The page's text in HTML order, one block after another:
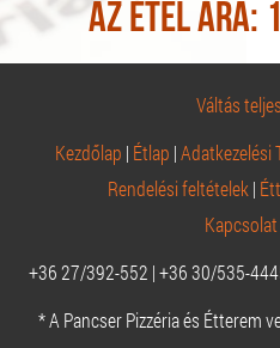
Az étel ára:
Váltás
Kezdőlap | Étlap |Adatkezelési
Rendelési feltételek |
Kapcsolat
+36 27/392-552 | +36 30/535-
* A Pancser Pizzéria és Étterem